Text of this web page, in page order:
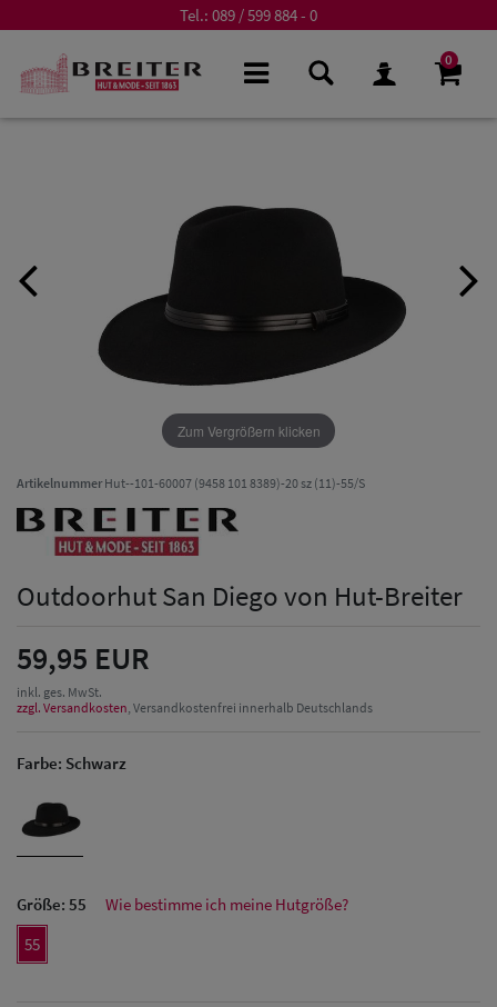
Tel.: 089 / 599 884 - 0
0
Herren Caps
Zum Vergrößern klicken
ArtikelnummerHut--101-60007 (9458 101 8389)-20 sz (11)-55/S
Outdoorhut San Diego von Hut-Breiter
59,95 EUR
inkl. ges. MwSt.
zzgl. Versandkosten, Versandkostenfrei innerhalb Deutschlands
Farbe: Schwarz
Größe: 55
Wie bestimme ich meine Hutgröße?
55